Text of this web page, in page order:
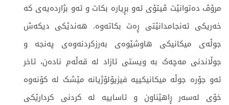
مرۆڤ دەتوانێت ڤیتۆی ئەو بڕیارە بکات و ئەو بژاردەیەی کە
خەریکی ئەنجامدانێتی ڕەت بکاتەوە. هەندێکی دیکەش
جوڵەی میکانیکی هاوشێوەی بەرزکردنەوەی پەنجە و
جوڵاندنی مەچەک بە ویستی ئازاد لە قەڵەم نادەن، ئاخر
ئەو جۆرە جوڵە میکانیکییە فیزیۆلۆژیانە مێشک لە کۆنەوە
خۆی لەسەر ڕاهێناون و ئاساییە لە کردنی کردارێکی